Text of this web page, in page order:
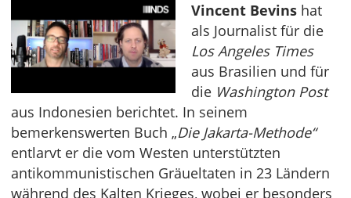
Vincent Bevins hat
als Journalist für die
Los Angeles Times
aus Brasilien und für
die Washington Post
aus Indonesien berichtet. In seinem
bemerkenswerten Buch „Die Jakarta-Methode“
entlarvt er die vom Westen unterstützten
antikommunistischen Gräueltaten in 23 Ländern
während des Kalten Krieges, wobei er besonders